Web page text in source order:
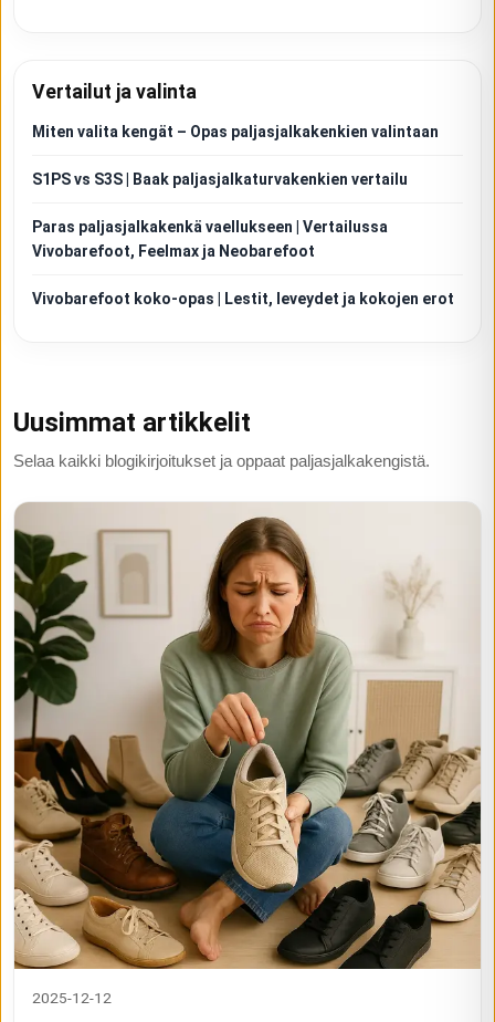
Vertailut ja valinta
Miten valita kengät – Opas paljasjalkakenkien valintaan
S1PS vs S3S | Baak paljasjalkaturvakenkien vertailu
Paras paljasjalkakenkä vaellukseen | Vertailussa
Vivobarefoot, Feelmax ja Neobarefoot
Vivobarefoot koko-opas | Lestit, leveydet ja kokojen erot
Uusimmat artikkelit
Selaa kaikki blogikirjoitukset ja oppaat paljasjalkakengistä.
2025-12-12